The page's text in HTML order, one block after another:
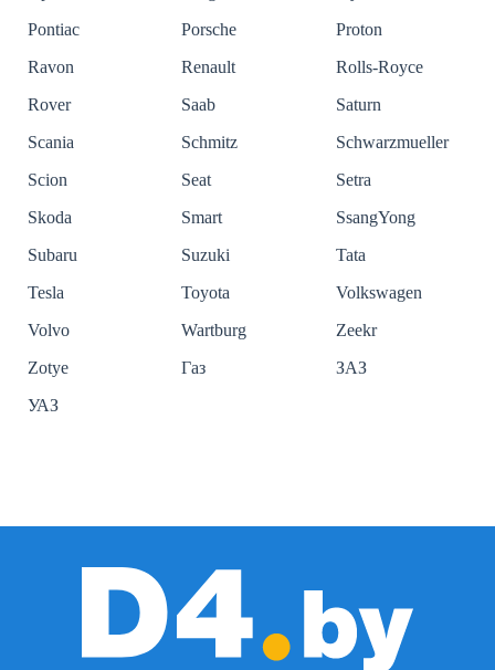
Pontiac
Porsche
Proton
Ravon
Renault
Rolls-Royce
Rover
Saab
Saturn
Scania
Schmitz
Schwarzmueller
Scion
Seat
Setra
Skoda
Smart
SsangYong
Subaru
Suzuki
Tata
Tesla
Toyota
Volkswagen
Volvo
Wartburg
Zeekr
Zotye
Газ
ЗАЗ
УАЗ